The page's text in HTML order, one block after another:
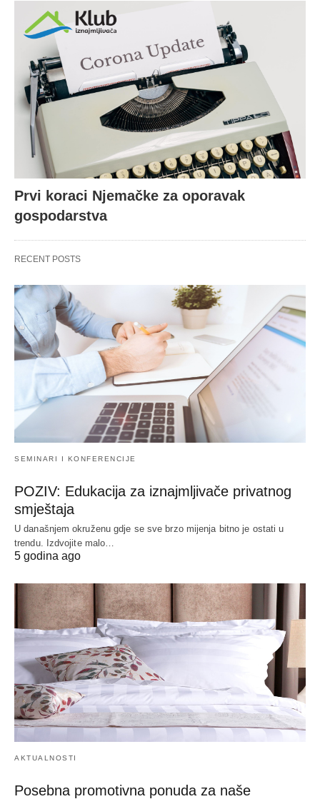
Prvi koraci Njemačke za oporavak
gospodarstva
RECENT POSTS
SEMINARI I KONFERENCIJE
POZIV: Edukacija za iznajmljivače privatnog
smještaja
U današnjem okruženu gdje se sve brzo mijenja bitno je ostati u
trendu. Izdvojite malo…
5 godina ago
AKTUALNOSTI
Posebna promotivna ponuda za naše